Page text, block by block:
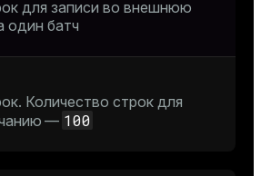
для записи во внешнюю
один батч
Количество строк для
— 100